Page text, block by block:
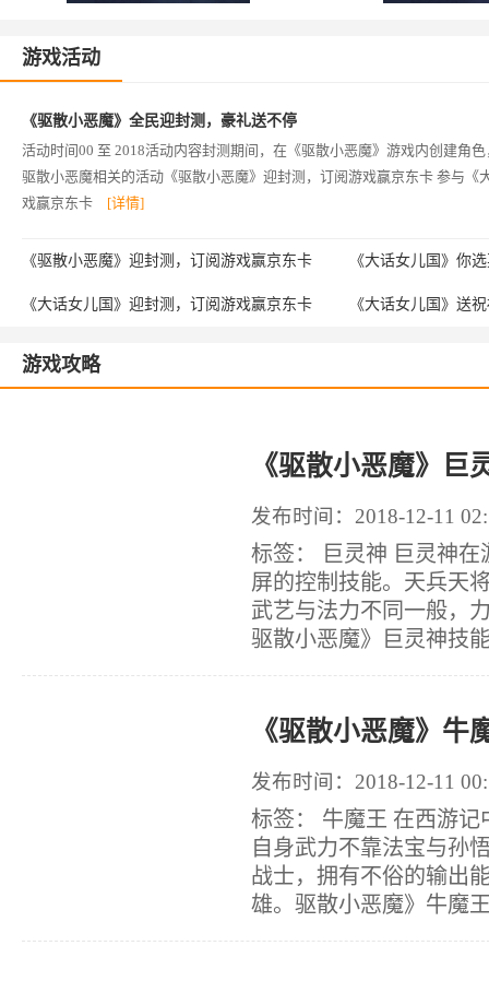
游戏活动
《驱散小恶魔》全民迎封测，豪礼送不停
活动时间00 至 2018活动内容封测期间，在《驱散小恶魔》游戏内创建角
驱散小恶魔相关的活动《驱散小恶魔》迎封测，订阅游戏赢京东卡 参与
戏赢京东卡
[详情]
《驱散小恶魔》迎封测，订阅游戏赢京东卡 《大话女儿国》你
《大话女儿国》迎封测，订阅游戏赢京东卡 《大话女儿国》送
游戏攻略
《驱散小恶魔》巨
发布时间：2018-12-11
标签： 巨灵神 巨灵神
屏的控制技能。天兵天
武艺与法力不同一般，
驱散小恶魔》巨灵神技
《驱散小恶魔》牛
发布时间：2018-12-11
标签： 牛魔王 在西游
自身武力不靠法宝与孙
战士，拥有不俗的输出
雄。驱散小恶魔》牛魔